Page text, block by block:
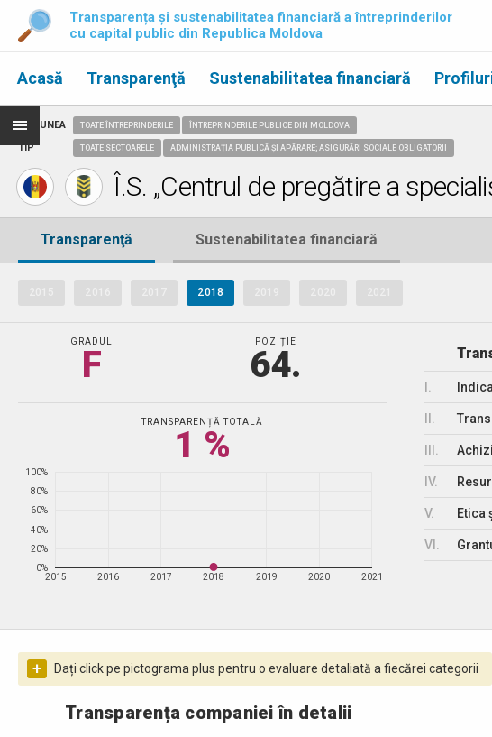
Transparența și sustenabilitatea financiară a întreprinderilor
cu capital public din Republica Moldova
Acasă Transparenţă Sustenabilitatea financiară
REGIUNEA
TIP
TOATE ÎNTREPRINDERILE ÎNTREPRINDERILE PUBLICE DIN MOLDOVA
TOATE SECTOARELE ADMINISTRAȚIA PUBLICĂ ȘI APĂRARE; ASIGURĂRI SOCIALE OBLIGATORII
Î.S. „Centrul de pregătire a
Transparenţă Sustenabilitatea financiară
2018
GRADUL
F
POZIȚIE
64.
TRANSPARENȚĂ TOTALĂ
1 %
2015 2016 2017 2018 2019 2020 2021
0%
20%
40%
60%
80%
100%
IV.
V. Etica
VI.
+ Dați click pe pictograma plus pentru o evaluare detaliată a fiecărei categorii
Transparența companiei în detalii